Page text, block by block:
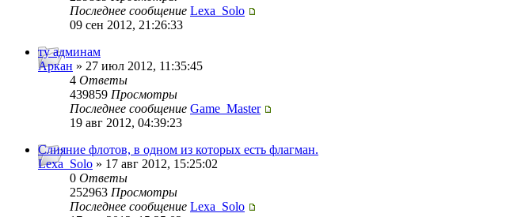
Последнее сообщение Lexa_Solo
09 сен 2012, 21:26:33
ту админам
Аркан » 27 июл 2012, 11:35:45
4 Ответы
439859 Просмотры
Последнее сообщение Game_Master
19 авг 2012, 04:39:23
Слияние флотов, в одном из которых есть флагман.
Lexa_Solo » 17 авг 2012, 15:25:02
0 Ответы
252963 Просмотры
Последнее сообщение Lexa_Solo